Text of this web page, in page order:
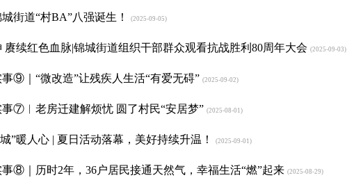
街道“村BA”八强诞生！ (2025-09-05)
赓续红色血脉|锦城街道组织干部群众观看抗战胜利80周年大会 (2025-09-03)
⑨｜“微改造”让残疾人生活“有爱无碍” (2025-09-02)
⑦︱老房迁建解烦忧 圆了村民“安居梦” (2025-08-01)
”暖人心 | 夏日活动落幕，美好持续升温！ (2025-09-01)
⑧｜历时2年，36户居民接通天然气，幸福生活“燃”起来 (2025-08-29)